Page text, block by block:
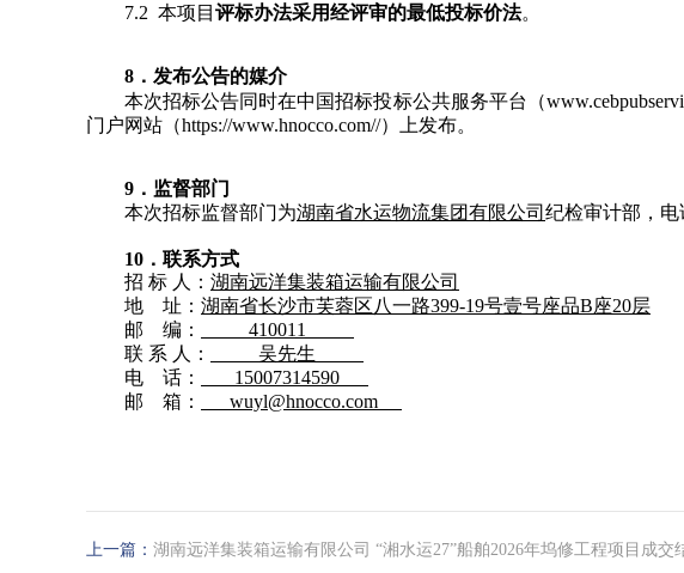
7.2 本项目 评标办法采用经评审的最低投标价法。
8．发布公告的媒介
本次招标公告同时在中国招标投标公共服务平台（
门户网站（https://www.hnocco.com//）上发布。
9．监督部门
本次招标监督部门为湖南省水运物流集团有限公司 纪检审计部，电
10． 联系方式
招 标 人： 湖南远洋集装箱运输有限公司
地
址： 湖南省长沙市芙蓉区八一路399-19号壹号座品B座20层
邮
编：
410011
联 系 人： 吴先生
电
话：
15007314590
邮
箱： wuyl@hnocco.com
上一篇： 湖南远洋集装箱运输有限公司 “湘水运27”船舶2026年坞修工程项目成交